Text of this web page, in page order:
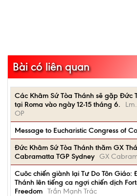
Bài có liên quan
Các Khâm Sứ Tòa Thánh sẽ gặp Đức
tại Roma vào ngày 12-15 tháng 6.
OP
Message to Eucharistic Congress of
Đức Khâm Sứ Tòa Thánh thăm GX
Cabramatta TGP Sydney GX
Cuôc chiến giành lại Tư Do Tôn Giáo:
Thánh lên tiếng ca ngợi chiến dịch
Freedom Trần Mạnh Trác